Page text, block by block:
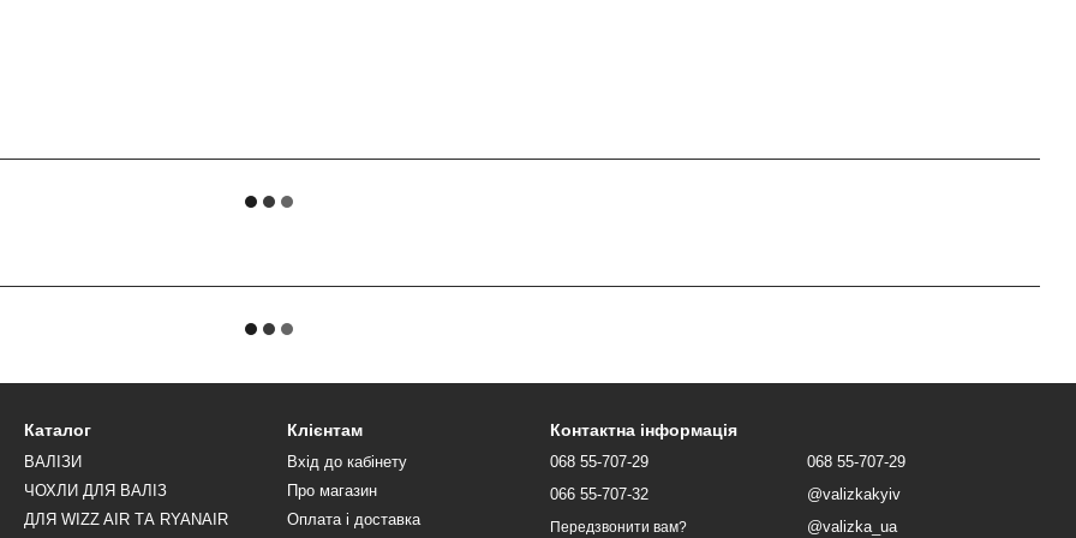
Каталог
ВАЛІЗИ
ЧОХЛИ ДЛЯ ВАЛІЗ
ДЛЯ WIZZ AIR ТА RYANAIR
Клієнтам
Вхід до кабінету
Про магазин
Оплата і доставка
Контактна інформація
068 55-707-29
066 55-707-32
Передзвонити вам?
068 55-707-29
@valizkakyiv
@valizka_ua